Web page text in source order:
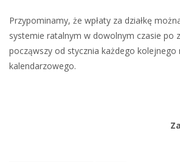
Przypominamy, że wpłaty za działkę
systemie ratalnym w dowolnym czasie po
począwszy od stycznia każdego kolejnego
kalendarzowego.